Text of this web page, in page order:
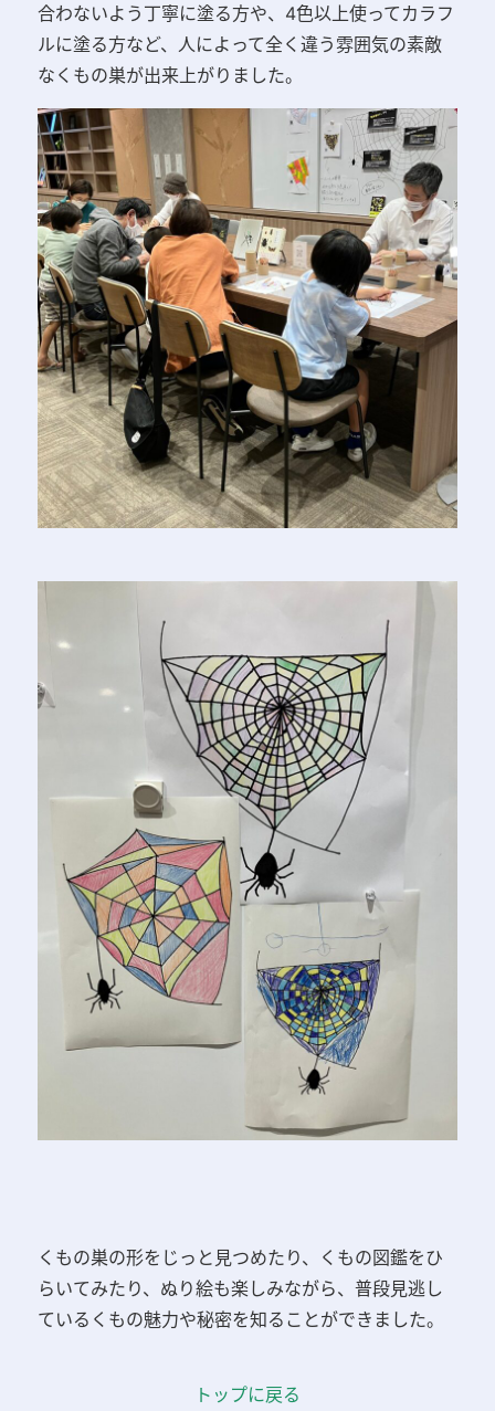
合わないよう丁寧に塗る方や、4色以上使ってカラフ
ルに塗る方など、人によって全く違う雰囲気の素敵
なくもの巣が出来上がりました。
くもの巣の形をじっと見つめたり、くもの図鑑をひ
らいてみたり、 ぬり絵も楽しみながら、 普段見逃し
ているくもの魅力や秘密を知ることができました。
トップに戻る